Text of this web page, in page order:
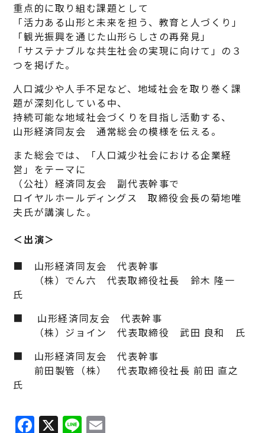
重点的に取り組む課題として
「活力ある山形と未来を担う、教育と人づくり」
「観光振興を通じた山形らしさの再発見」
「サステナブルな共生社会の実現に向けて」の３
つを掲げた。
人口減少や人手不足など、地域社会を取り巻く課
題が深刻化している中、
持続可能な地域社会づくりを目指し活動する、
山形経済同友会 通常総会の模様を伝える。
また総会では、「人口減少社会における企業経
営」をテーマに
（公社）経済同友会 副代表幹事で
ロイヤルホールディングス 取締役会長の菊地唯
夫氏が講演した。
＜出演＞
■ 山形経済同友会 代表幹事
（株）でん六 代表取締役社長 鈴木 隆一
氏
■ 山形経済同友会 代表幹事
（株）ジョイン 代表取締役 武田 良和 氏
■ 山形経済同友会 代表幹事
前田製管（株） 代表取締役社長 前田 直之
氏
Facebook
X Line